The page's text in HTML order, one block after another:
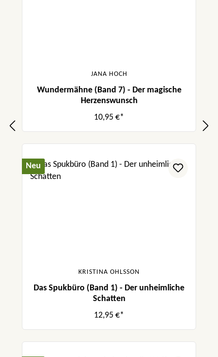
JANA HOCH
Wundermähne (Band 7) - Der magische
Herzenswunsch
10,95 €*
Neu
KRISTINA OHLSSON
Das Spukbüro (Band 1) - Der unheimliche
Schatten
12,95 €*